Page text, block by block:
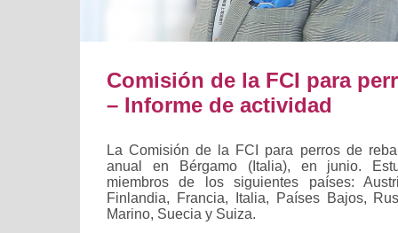
Comisión de la FCI para
– Informe de actividad
La Comisión de la FCI para perros de
anual en Bérgamo (Italia), en junio.
miembros de los siguientes países:
Finlandia, Francia, Italia, Países Bajos,
Marino, Suecia y Suiza.